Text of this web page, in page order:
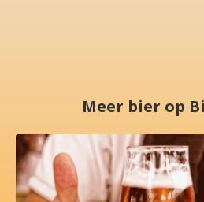
Meer bier op